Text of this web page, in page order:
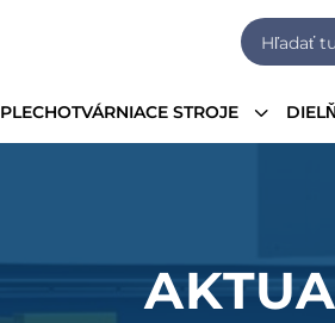
3
PLECHOTVÁRNIACE STROJE